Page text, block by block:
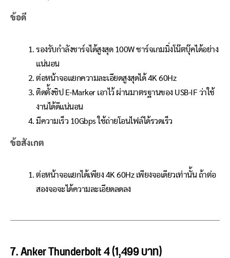
ข้อดี
รองรับกำลังชาร์จได้สูงสุด 100W ชาร์จเกมมิ่งโน๊ตบุ๊คได้อย่าง
แน่นอน
ต่อหน้าจอแยกความละเอียดสูงสุดได้ 4K 60Hz
ติดตั้งชิป E-Marker เอาไว้ ผ่านมาตรฐานของ USB-IF ว่าใช้
งานได้ดีแน่นอน
มีความเร็ว 10Gbps ใช้ถ่ายโอนไฟล์ได้รวดเร็ว
ข้อสังเกต
ต่อหน้าจอแยกได้เพียง 4K 60Hz เพียงจอเดียวเท่านั้น ถ้าต่อ
สองจอจะได้ความละเอียดลดลง
7. Anker Thunderbolt 4 (1,499 บาท)